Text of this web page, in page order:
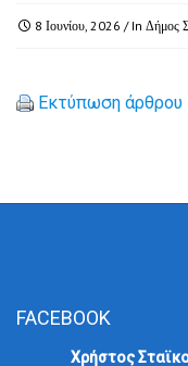
8 Ιουνίου, 2026 / In Δήμος
Εκτύπωση άρθρου
FACEBOOK
Χρήστος